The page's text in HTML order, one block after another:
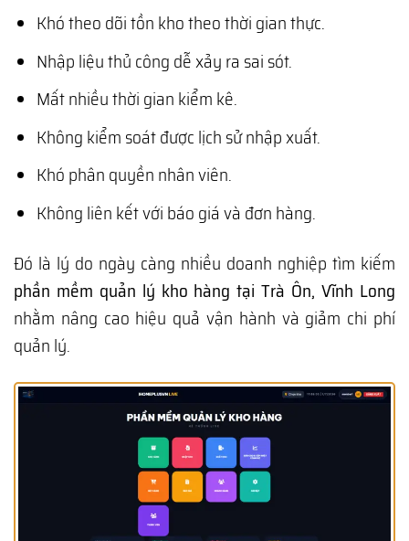
Khó theo dõi tồn kho theo thời gian thực.
Nhập liệu thủ công dễ xảy ra sai sót.
Mất nhiều thời gian kiểm kê.
Không kiểm soát được lịch sử nhập xuất.
Khó phân quyền nhân viên.
Không liên kết với báo giá và đơn hàng.
Đó là lý do ngày càng nhiều doanh nghiệp tìm kiếm
phần mềm quản lý kho hàng tại Trà Ôn, Vĩnh Long
nhằm nâng cao hiệu quả vận hành và giảm chi phí
quản lý.